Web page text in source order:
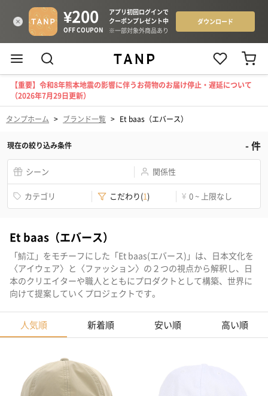
【重要】令和8年熊本地震の影響に伴うお荷物のお届け停止・遅延について
（2026年7月29日更新）
タンプホーム > ブランド一覧 > Et baas（エバース）
現在の絞り込み条件 -件
シーン 関係性
カテゴリ こだわり(1) ¥ 0 ~ 上限なし
Et baas（エバース）
「鯖江」をモチーフにした「Et baas(エバース)」は、日本文化を
〈アイウェア〉と〈ファッション〉の２つの視点から解釈し、日
本のクリエイターや職人とともにプロダクトとして構築、世界に
向けて提案していくプロジェクトです。
人気順 新着順 安い順 高い順